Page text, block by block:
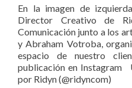
En la imagen de
Director Creativo de
Comunicación junto a los
y Abraham Votroba,
espacio de nuestro
publicación en Instagram
por Ridyn (@ridyncom)